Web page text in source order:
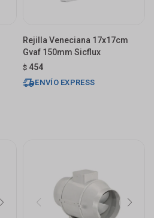
Rejilla Veneciana 17x17cm
Gvaf 150mm Sicflux
$ 454
ENVÍO EXPRESS